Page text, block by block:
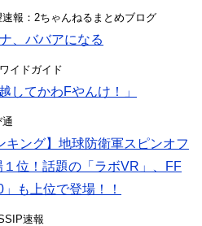
報：2ちゃんねるまとめブログ
、ババアになる
イドガイド
してかわFやんけ！」
キング】地球防衛軍スピンオフ
１位！話題の「ラボVR」、FF
も上位で登場！！
速報